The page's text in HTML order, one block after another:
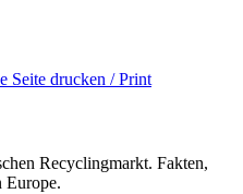
Seite drucken / Print
Recyclingmarkt. Fakten,
Europe.